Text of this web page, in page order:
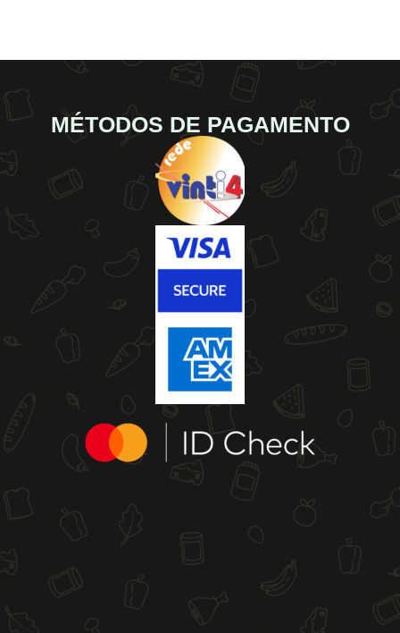
MÉTODOS DE PAGAMENTO